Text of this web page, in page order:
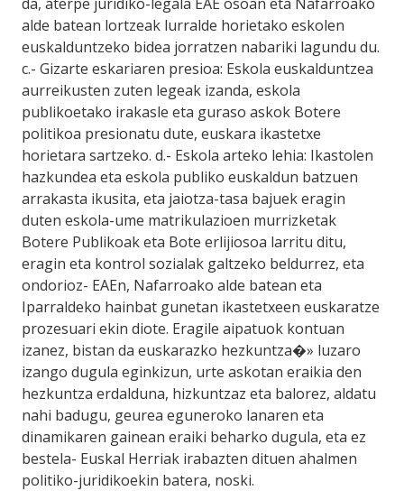
alde batean lortzeak lurralde horietako eskolen
euskalduntzeko bidea jorratzen nabariki lagundu du.
c.- Gizarte eskariaren presioa: Eskola euskalduntzea
aurreikusten zuten legeak izanda, eskola
publikoetako irakasle eta guraso askok Botere
politikoa presionatu dute, euskara ikastetxe
horietara sartzeko. d.- Eskola arteko lehia: Ikastolen
hazkundea eta eskola publiko euskaldun batzuen
arrakasta ikusita, eta jaiotza-tasa bajuek eragin
duten eskola-ume matrikulazioen murrizketak
Botere Publikoak eta Bote erlijiosoa larritu ditu,
eragin eta kontrol sozialak galtzeko beldurrez, eta
ondorioz- EAEn, Nafarroako alde batean eta
Iparraldeko hainbat gunetan ikastetxeen euskaratze
prozesuari ekin diote. Eragile aipatuok kontuan
izanez, bistan da euskarazko hezkuntza�» luzaro
izango dugula eginkizun, urte askotan eraikia den
hezkuntza erdalduna, hizkuntzaz eta balorez, aldatu
nahi badugu, geurea eguneroko lanaren eta
dinamikaren gainean eraiki beharko dugula, eta ez
bestela- Euskal Herriak irabazten dituen ahalmen
politiko-juridikoekin batera, noski.